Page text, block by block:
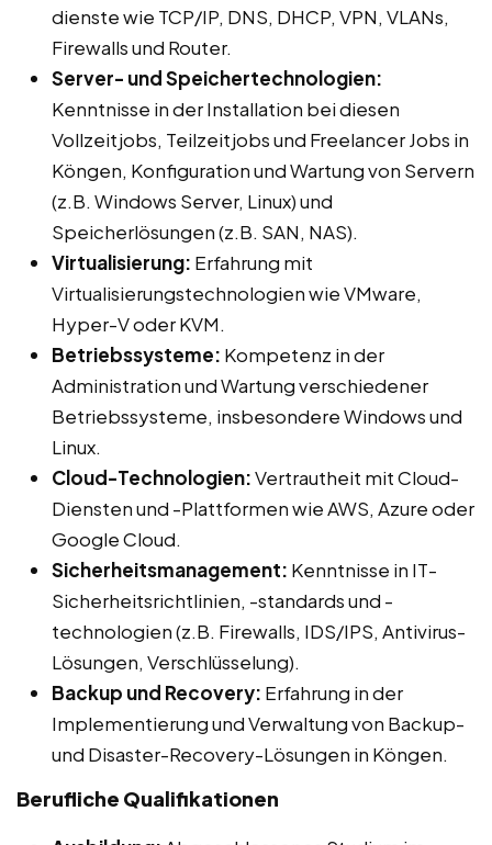
dienste wie TCP/IP, DNS, DHCP, VPN, VLANs,
Firewalls und Router.
Server- und Speichertechnologien:
Kenntnisse in der Installation bei diesen
Vollzeitjobs, Teilzeitjobs und Freelancer Jobs in
Köngen, Konfiguration und Wartung von Servern
(z.B. Windows Server, Linux) und
Speicherlösungen (z.B. SAN, NAS).
Virtualisierung: Erfahrung mit
Virtualisierungstechnologien wie VMware,
Hyper-V oder KVM.
Betriebssysteme: Kompetenz in der
Administration und Wartung verschiedener
Betriebssysteme, insbesondere Windows und
Linux.
Cloud-Technologien:Vertrautheit mit Cloud-
Diensten und -Plattformen wie AWS, Azure oder
Google Cloud.
Sicherheitsmanagement: Kenntnisse in IT-
Sicherheitsrichtlinien, -standards und -
technologien (z.B. Firewalls, IDS/IPS, Antivirus-
Lösungen, Verschlüsselung).
Backup und Recovery: Erfahrung in der
Implementierung und Verwaltung von Backup-
und Disaster-Recovery-Lösungen in Köngen.
Berufliche Qualifikationen